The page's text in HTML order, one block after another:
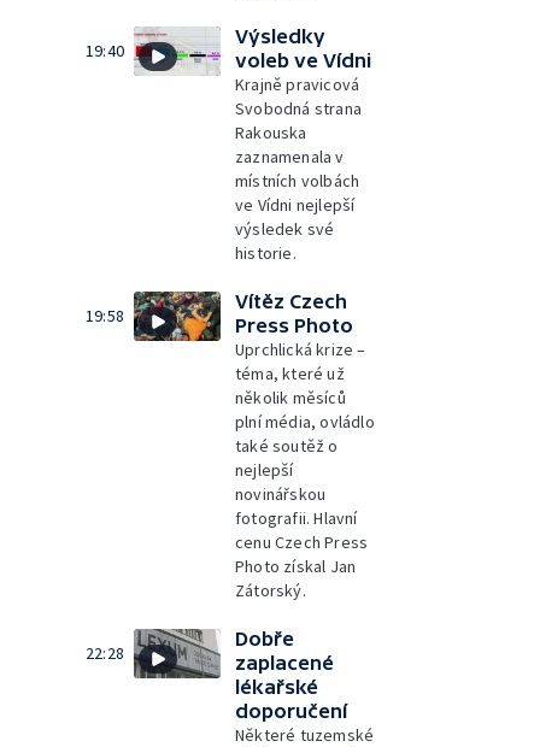
19:40
Výsledky
voleb ve Vídni
Krajně pravicová
Svobodná strana
Rakouska
zaznamenala v
místních volbách
ve Vídni nejlepší
výsledek své
historie.
19:58
Vítěz Czech
Press Photo
Uprchlická krize –
téma, které už
několik měsíců
plní média, ovládlo
také soutěž o
nejlepší
novinářskou
fotografii. Hlavní
cenu Czech Press
Photo získal Jan
Zátorský.
22:28
Dobře
zaplacené
lékařské
doporučení
Některé tuzemské